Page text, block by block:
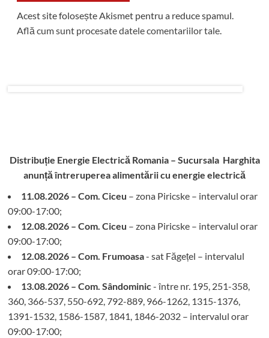
Acest site folosește Akismet pentru a reduce spamul.
Află cum sunt procesate datele comentariilor tale.
Distribuție Energie Electrică Romania – Sucursala Harghita
anunță întreruperea alimentării cu energie electrică
11.08.2026 – Com. Ciceu – zona Piricske – intervalul orar
09:00-17:00;
12.08.2026 – Com. Ciceu – zona Piricske – intervalul orar
09:00-17:00;
12.08.2026 – Com. Frumoasa- sat Făgețel – intervalul
orar 09:00-17:00;
13.08.2026 – Com. Sândominic- între nr. 195, 251-358,
360, 366-537, 550-692, 792-889, 966-1262, 1315-1376,
1391-1532, 1586-1587, 1841, 1846-2032 – intervalul orar
09:00-17:00;